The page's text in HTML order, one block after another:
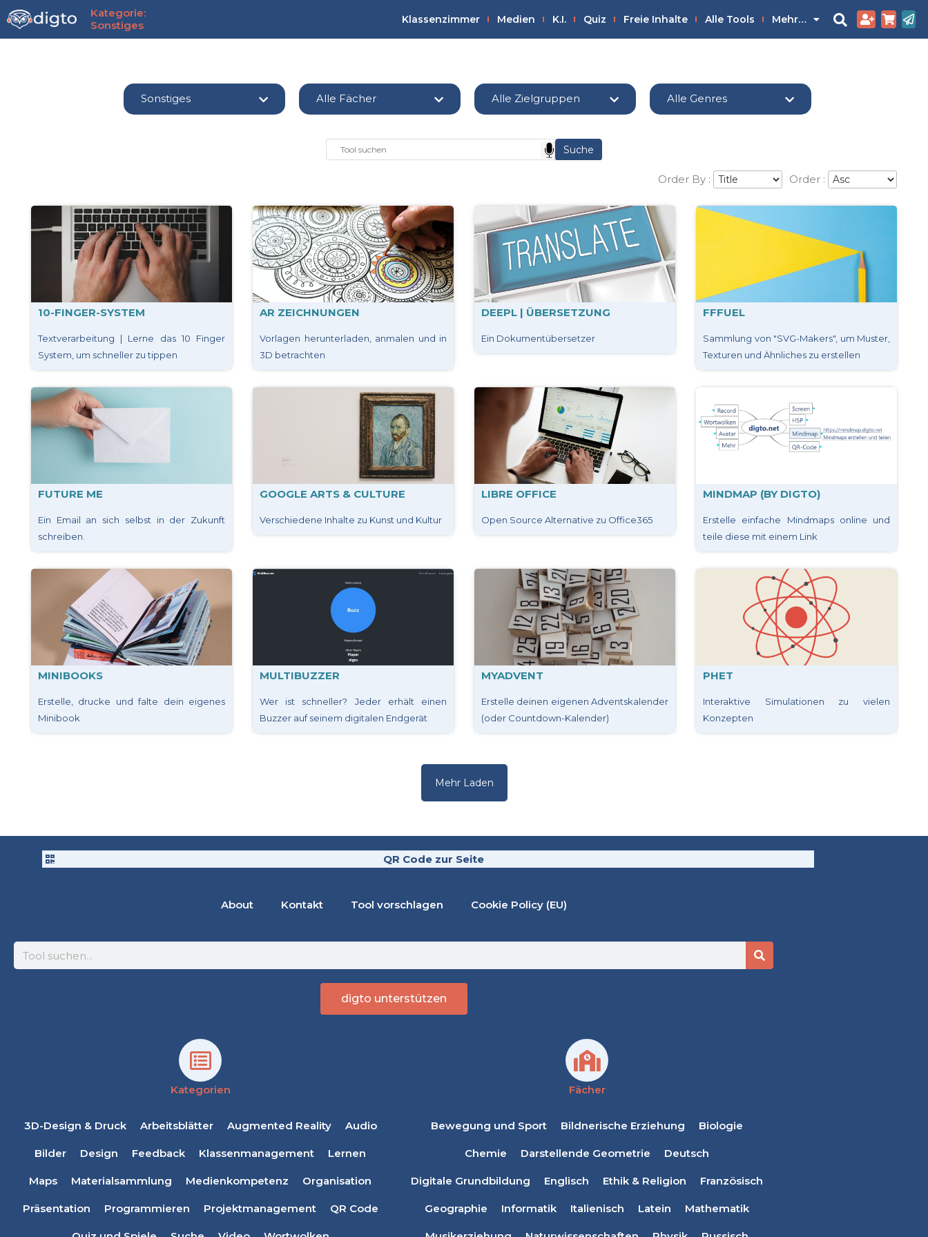
Zum
Inhalt
springen
Kategorie:
Sonstiges
Klassenzimmer Medien K.I. Quiz Freie Inhalte Alle Tools Mehr…
Sonstiges Alle Fächer Alle Zielgruppen Alle Genres
Order By : Order :
10-FINGER-SYSTEM
Textverarbeitung | Lerne das 10 Finger
System, um schneller zu tippen
AR ZEICHNUNGEN
Vorlagen herunterladen, anmalen und in
3D betrachten
DEEPL | ÜBERSETZUNG
Ein Dokumentübersetzer
FFFUEL
Sammlung von "SVG-Makers", um Muster,
Texturen und Ähnliches zu erstellen
FUTURE ME
Ein Email an sich selbst in der Zukunft
schreiben.
GOOGLE ARTS & CULTURE
Verschiedene Inhalte zu Kunst und Kultur
LIBRE OFFICE
Open Source Alternative zu Office365
MINDMAP (BY DIGTO)
Erstelle einfache Mindmaps online und
teile diese mit einem Link
MINIBOOKS
Erstelle, drucke und falte dein eigenes
Minibook
MULTIBUZZER
Wer ist schneller? Jeder erhält einen
Buzzer auf seinem digitalen Endgerät
MYADVENT
Erstelle deinen eigenen Adventskalender
(oder Countdown-Kalender)
PHET
Interaktive Simulationen zu vielen
Konzepten
Mehr Laden
QR Code zur Seite
About Kontakt Tool vorschlagen Cookie Policy (EU)
Suche
digto unterstützen
Kategorien
3D-Design & Druck Arbeitsblätter Augmented Reality Audio
Bilder Design Feedback Klassenmanagement Lernen
Maps Materialsammlung Medienkompetenz Organisation
Präsentation Programmieren Projektmanagement QR Code
Fächer
Bewegung und Sport Bildnerische Erziehung Biologie
Chemie Darstellende Geometrie Deutsch
Digitale Grundbildung Englisch Ethik & Religion Französisch
Geographie Informatik Italienisch Latein Mathematik